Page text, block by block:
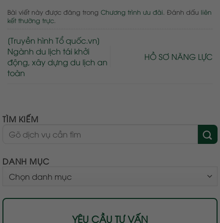
Bài viết này được đăng trong Chương trình ưu đãi. Đánh dấu liên
kết thường trực.
[Truyền hình Tổ quốc.vn]
Ngành du lịch tái khởi
động, xây dựng du lịch an
toàn
HỒ SƠ NĂNG LỰC
TÌM KIẾM
DANH MỤC
MỤC
YÊU CẦU TƯ VẤN